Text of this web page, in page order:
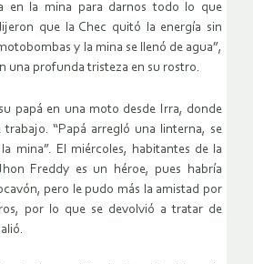
en la mina para darnos todo lo que
que la Chec quitó la energía sin
y la mina se llenó de agua”,
una profunda tristeza en su rostro.
papá en una moto desde Irra, donde
“Papá arregló una linterna, se
mina”. El miércoles, habitantes de la
Freddy es un héroe, pues habría
pero le pudo más la amistad por
por lo que se devolvió a tratar de